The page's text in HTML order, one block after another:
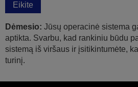
Eikite
Dėmesio: Jūsų operacinė sistema
aptikta. Svarbu, kad rankiniu būdu
sistemą iš viršaus ir įsitikintumėte,
turinį.